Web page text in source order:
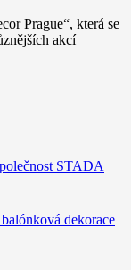
Prague“, která se
akcí
STADA
dekorace